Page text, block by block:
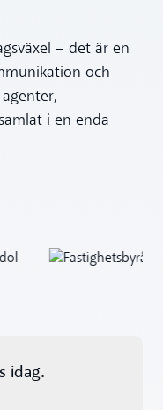
– det är en
och
i en enda
idag.